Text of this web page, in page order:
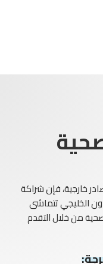
خارجية، فإن شراكة
الخليجي تتماشى
من خلال التقدم